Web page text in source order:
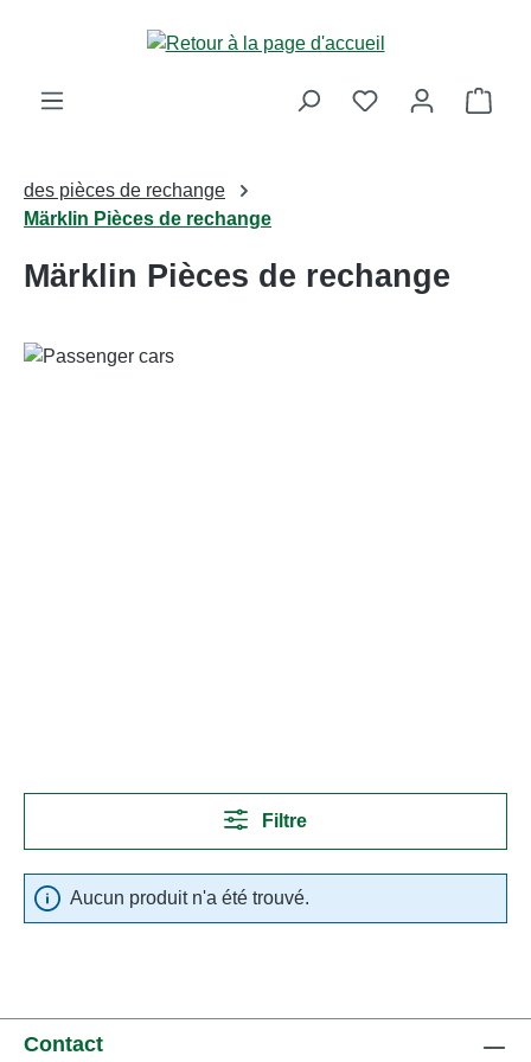
Passer au contenu principal
Le
des pièces de rechange
Märklin Pièces de rechange
Märklin Pièces de rechange
Filtre
Aucun produit n'a été trouvé.
Contact